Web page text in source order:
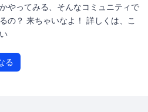
やってみる、そんなコミュニティで
の？ 来ちゃいなよ！ 詳しくは、こ
る